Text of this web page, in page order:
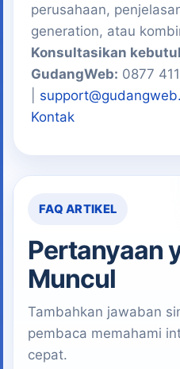
perusahaan,
generation, atau
Konsultasikan
GudangWeb: 0877
Kontak
FAQ ARTIKEL
Pertanyaan
Muncul
Tambahkan jawaban
pembaca memahami
cepat.